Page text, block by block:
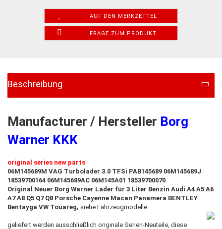
AUF DEN MERKZETTEL
FRAGE ZUM PRODUKT
Beschreibung
Manufacturer / Hersteller Borg
Warner KKK
original series new parts​
06M145689M VAG Turbolader 3.0 TFSi PAB145689 06M145689J
18539700164 06M145689AC 06M145A01 18539700070
Original Neuer Borg Warner Lader für 3 Liter Benzin Audi A4 A5 A6
A7 A8 Q5 Q7 Q8 Porsche Cayenne Macan Panamera BENTLEY
Bentayga VW Touareg, siehe Fahrzeugmodelle
geliefert werden ausschließlich originale Serien-Neuteile, diese